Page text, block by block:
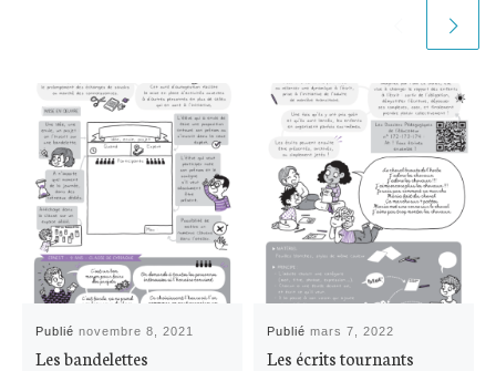
Publiénovembre 8, 2021
Les bandelettes
Publiémars 7, 2022
Les écrits tournants